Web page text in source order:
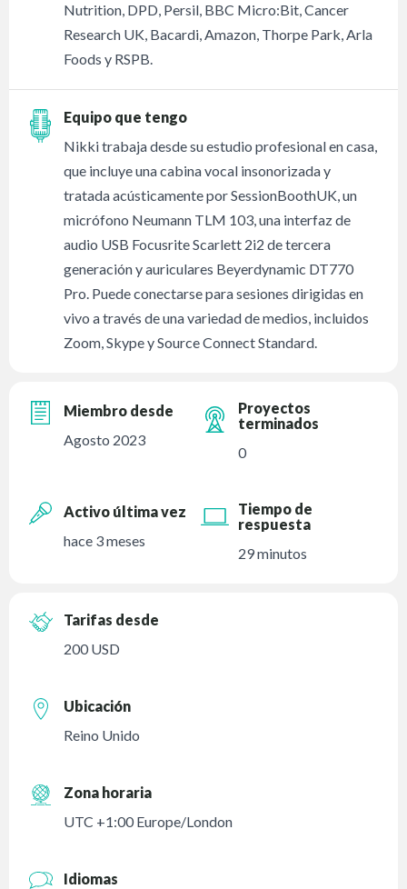
Nutrition, DPD, Persil, BBC Micro:Bit, Cancer
Research UK, Bacardi, Amazon, Thorpe Park, Arla
Foods y RSPB.
Equipo que tengo
Nikki trabaja desde su estudio profesional en casa,
que incluye una cabina vocal insonorizada y
tratada acústicamente por SessionBoothUK, un
micrófono Neumann TLM 103, una interfaz de
audio USB Focusrite Scarlett 2i2 de tercera
generación y auriculares Beyerdynamic DT770
Pro. Puede conectarse para sesiones dirigidas en
vivo a través de una variedad de medios, incluidos
Zoom, Skype y Source Connect Standard.
Miembro desde
Agosto 2023
Proyectos
terminados
0
Activo última vez
hace 3 meses
Tiempo de
respuesta
29 minutos
Tarifas desde
200 USD
Ubicación
Reino Unido
Zona horaria
UTC +1:00 Europe/London
Idiomas